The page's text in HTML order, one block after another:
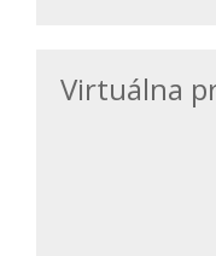
Virtuálna